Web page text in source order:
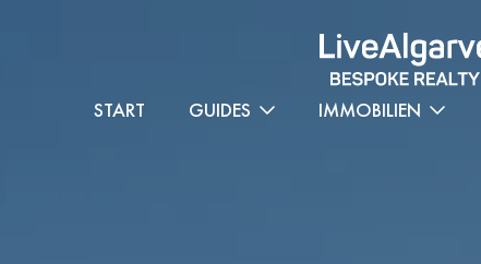
START GUIDES IMMOBILIEN